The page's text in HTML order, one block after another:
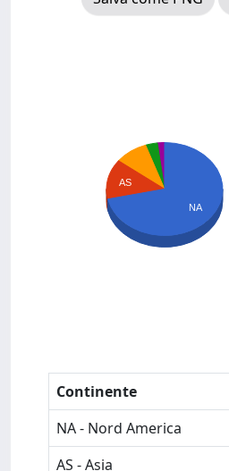
AS
NA
Continente
NA - Nord America
AS - Asia